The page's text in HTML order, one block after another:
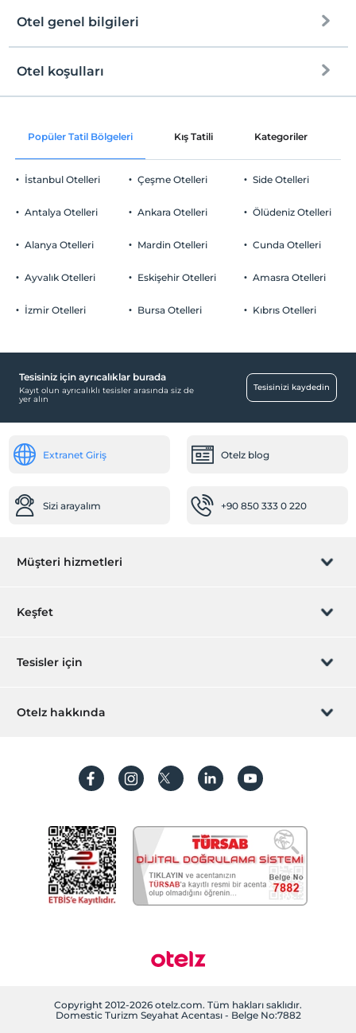
Otel genel bilgileri
Ortak alanlar ve tüm odalar
Otopark
Ücretsiz Halka Açık Otopark
Havuz
Havuz Bar
Otel koşulları
Check/in
Check/out
En geç saat 12:00 ve öncesi
Evcil Hayvan
2 yaşına kadar olan bebekler ücretsizdir.
Popüler Tatil Bölgeleri Kış Tatili Kategoriler
İstanbul Otelleri
Antalya Otelleri
Alanya Otelleri
Ayvalık Otelleri
İzmir Otelleri
Çeşme Otelleri
Ankara Otelleri
Mardin Otelleri
Eskişehir Otelleri
Bursa Otelleri
Side Otelleri
Ölüdeniz Otelleri
Cunda Otelleri
Amasra Otelleri
Kıbrıs Otelleri
Tesisiniz için ayrıcalıklar burada
Kayıt olun ayrıcalıklı tesisler arasında siz de
yer alın
Tesisinizi kaydedin
Extranet Giriş Otelz blog
Sizi arayalım +90 850 333 0 220
Müşteri hizmetleri
Rezervasyon yönet
Sıkça sorulan sorular
İşlem rehberi
Keşfet
Hediye Kart
Hesap oluştur
Tesisler için
Hemen tesisinizi ekleyin
Otelz hakkında
Koşullar ve şartlar
Aydınlatma metni
Çerez politikamız
Copyright 2012-2026 otelz.com. Tüm hakları saklıdır.
Domestic Turizm Seyahat Acentası - Belge No:7882